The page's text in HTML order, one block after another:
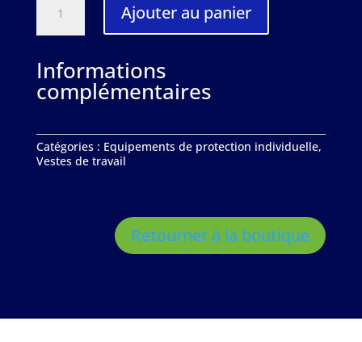
DIADORA
PILE
JAUNE
VISIBILITÉ-
17211997034
Ajouter au panier
Informations
complémentaires
Catégories : Equipements de protection individuelle,
Vestes de travail
Retourner à la boutique